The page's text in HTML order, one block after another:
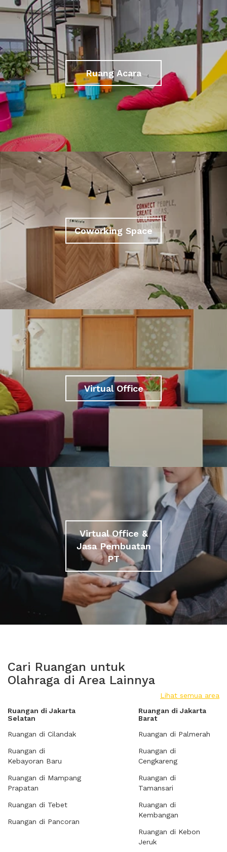
Ruang Acara
Coworking Space
Virtual Office
Virtual Office &
Jasa Pembuatan
PT
Cari Ruangan untuk
Olahraga di Area Lainnya
Lihat semua area
Ruangan di Jakarta
Selatan
Ruangan di Cilandak
Ruangan di
Kebayoran Baru
Ruangan di Mampang
Prapatan
Ruangan di Tebet
Ruangan di Pancoran
Ruangan di Jakarta
Barat
Ruangan di Palmerah
Ruangan di
Cengkareng
Ruangan di
Tamansari
Ruangan di
Kembangan
Ruangan di Kebon
Jeruk